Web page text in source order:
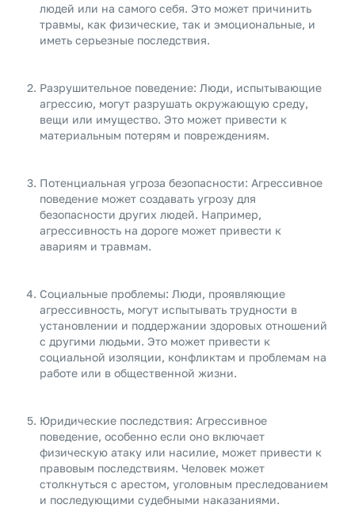
людей или на самого себя. Это может причинить
травмы, как физические, так и эмоциональные, и
иметь серьезные последствия.
Разрушительное поведение: Люди, испытывающие
агрессию, могут разрушать окружающую среду,
вещи или имущество. Это может привести к
материальным потерям и повреждениям.
Потенциальная угроза безопасности: Агрессивное
поведение может создавать угрозу для
безопасности других людей. Например,
агрессивность на дороге может привести к
авариям и травмам.
Социальные проблемы: Люди, проявляющие
агрессивность, могут испытывать трудности в
установлении и поддержании здоровых отношений
с другими людьми. Это может привести к
социальной изоляции, конфликтам и проблемам на
работе или в общественной жизни.
Юридические последствия: Агрессивное
поведение, особенно если оно включает
физическую атаку или насилие, может привести к
правовым последствиям. Человек может
столкнуться с арестом, уголовным преследованием
и последующими судебными наказаниями.